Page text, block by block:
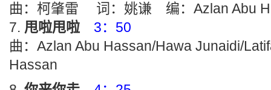
曲：柯肇雷 词：姚谦 编：Azlan Abu
甩啦甩啦
3：50
曲：Azlan Abu Hassan/Hawa Junaidi/
Hassan